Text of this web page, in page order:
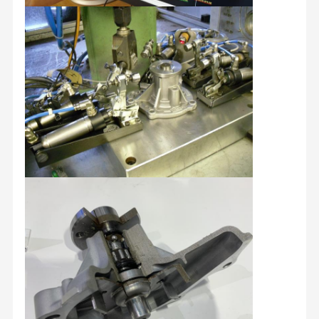
Передача холодильника шланга
Сборка экскаватора
Сушильщик воздуха экскаватора